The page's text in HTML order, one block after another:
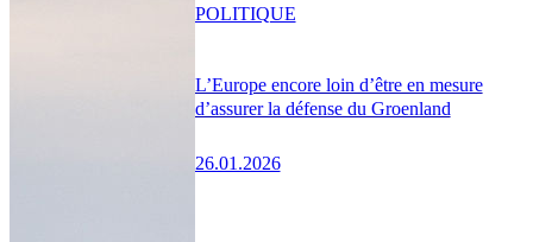
L’Europe encore loin d’être en mesure
d’assurer la défense du Groenland
26.01.2026
POLITIQUE